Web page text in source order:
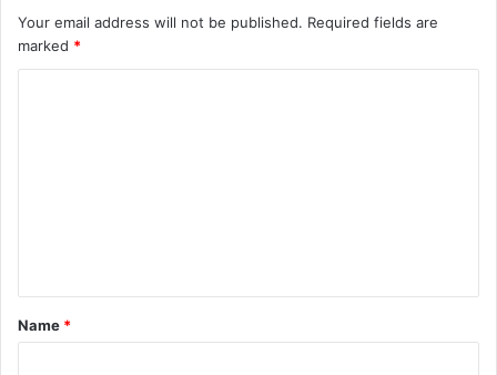
Your email address will not be published. Required fields are
marked *
*
Name *